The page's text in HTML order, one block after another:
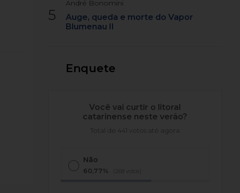
5
André Bonomini
Auge, queda e morte do Vapor
Blumenau II
Enquete
Você vai curtir o litoral
catarinense neste verão?
Total de 441 votos até agora
Não
60,77% (268 votos)